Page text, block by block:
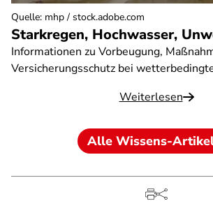
Starkregen, Hochwasser,
Informationen zu Vorbeugung,
Versicherungsschutz bei
Weiterlesen
Quelle: mhp / stock.adobe.com
Alle Wissens-